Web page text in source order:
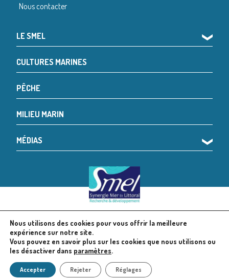
Nous contacter
LE SMEL ❯
CULTURES MARINES
PÊCHE
MILIEU MARIN
MÉDIAS ❯
© 2024 SMEL Mentions légales
Politique en matière de cookies
Nous utilisons des cookies pour vous offrir la meilleure
expérience sur notre site.
Vous pouvez en savoir plus sur les cookies que nous utilisons ou
les désactiver dans paramètres.
Accepter Rejeter Réglages